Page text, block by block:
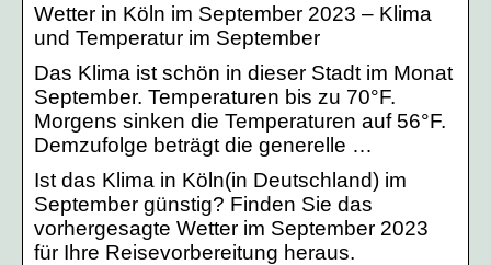
Wetter in Köln im September 2023 – Klima
und Temperatur im September
Das Klima ist schön in dieser Stadt im Monat
September. Temperaturen bis zu 70°F.
Morgens sinken die Temperaturen auf 56°F.
Demzufolge beträgt die generelle …
Ist das Klima in Köln(in Deutschland) im
September günstig? Finden Sie das
vorhergesagte Wetter im September 2023
für Ihre Reisevorbereitung heraus.